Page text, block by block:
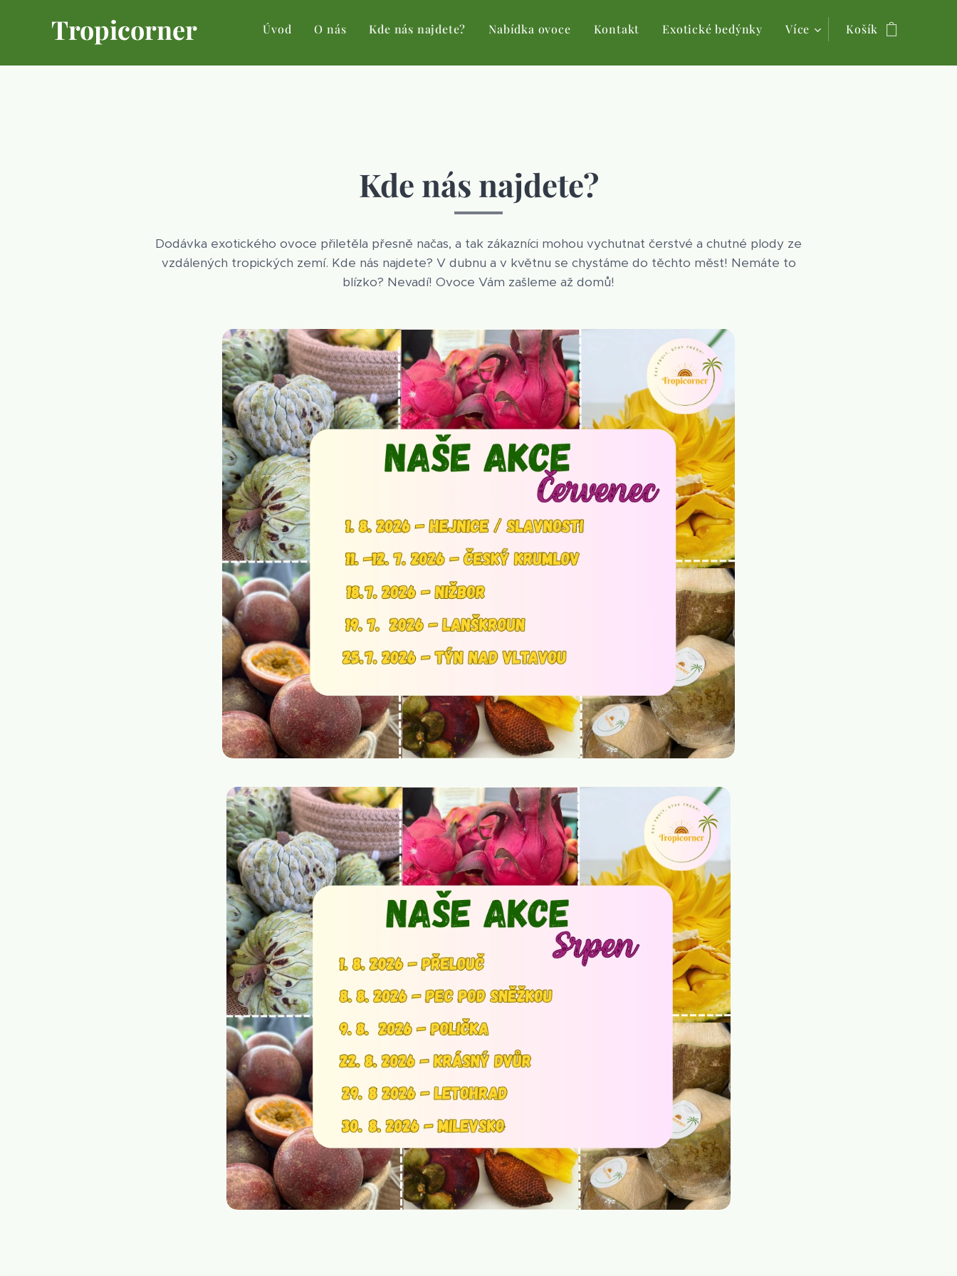
Tropicorner Úvod O nás Kde nás najdete? Nabídka ovoce Kontakt Exotické bedýnky Více Košík
Kde nás najdete?
Dodávka exotického ovoce přiletěla přesně načas, a tak zákazníci mohou vychutnat čerstvé a chutné plody ze
vzdálených tropických zemí. Kde nás najdete? V dubnu a v květnu se chystáme do těchto měst! Nemáte to
blízko? Nevadí! Ovoce Vám zašleme až domů!